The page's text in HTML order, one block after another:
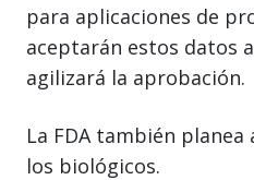
para aplicaciones de
aceptarán estos datos
agilizará la aprobación.
La FDA también
los biológicos.